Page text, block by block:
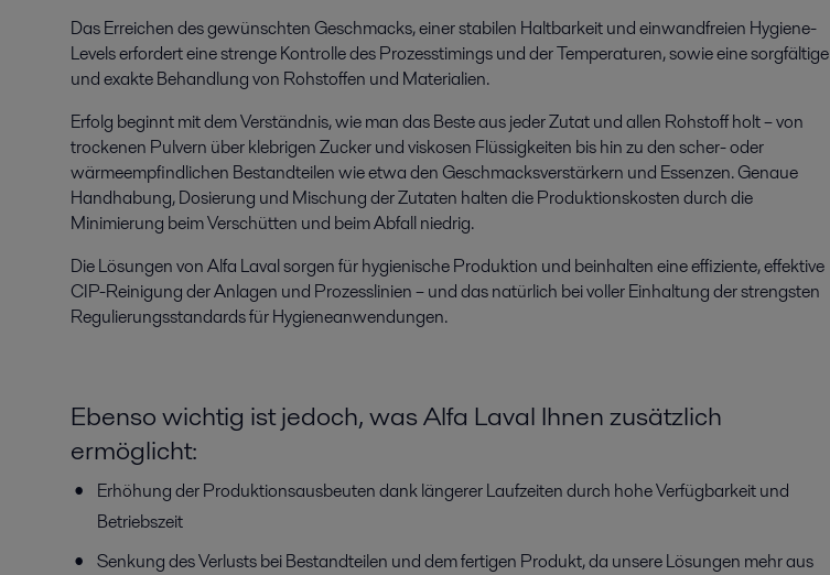
Das Erreichen des gewünschten Geschmacks, einer stabilen Haltbarkeit und einwandfreien Hygiene-
Levels erfordert eine strenge Kontrolle des Prozesstimings und der Temperaturen, sowie eine sorgfältige
und exakte Behandlung von Rohstoffen und Materialien.
Erfolg beginnt mit dem Verständnis, wie man das Beste aus jeder Zutat und allen Rohstoff holt – von
trockenen Pulvern über klebrigen Zucker und viskosen Flüssigkeiten bis hin zu den scher- oder
wärmeempfindlichen Bestandteilen wie etwa den Geschmacksverstärkern und Essenzen. Genaue
Handhabung, Dosierung und Mischung der Zutaten halten die Produktionskosten durch die
Minimierung beim Verschütten und beim Abfall niedrig.
Die Lösungen von Alfa Laval sorgen für hygienische Produktion und beinhalten eine effiziente, effektive
CIP-Reinigung der Anlagen und Prozesslinien – und das natürlich bei voller Einhaltung der strengsten
Regulierungsstandards für Hygieneanwendungen.
Ebenso wichtig ist jedoch, was Alfa Laval Ihnen zusätzlich
ermöglicht:
Erhöhung der Produktionsausbeuten dank längerer Laufzeiten durch hohe Verfügbarkeit und
Betriebszeit
Senkung des Verlusts bei Bestandteilen und dem fertigen Produkt, da unsere Lösungen mehr aus